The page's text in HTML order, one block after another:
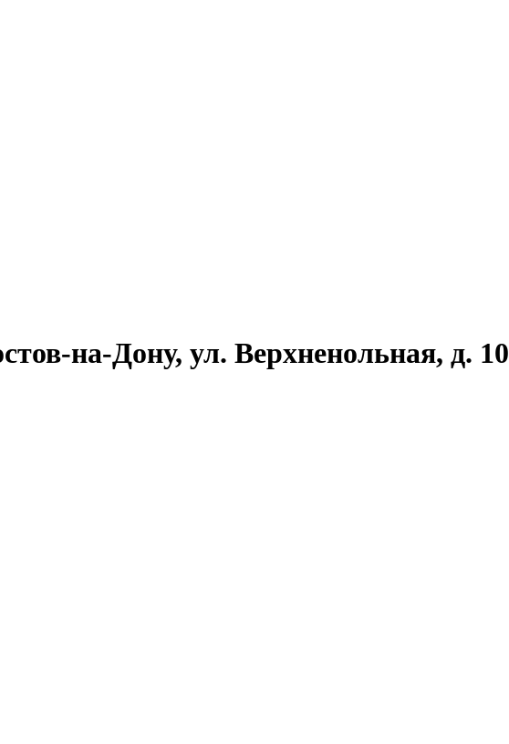
на-Дону, ул. Верхненольная, д. 10